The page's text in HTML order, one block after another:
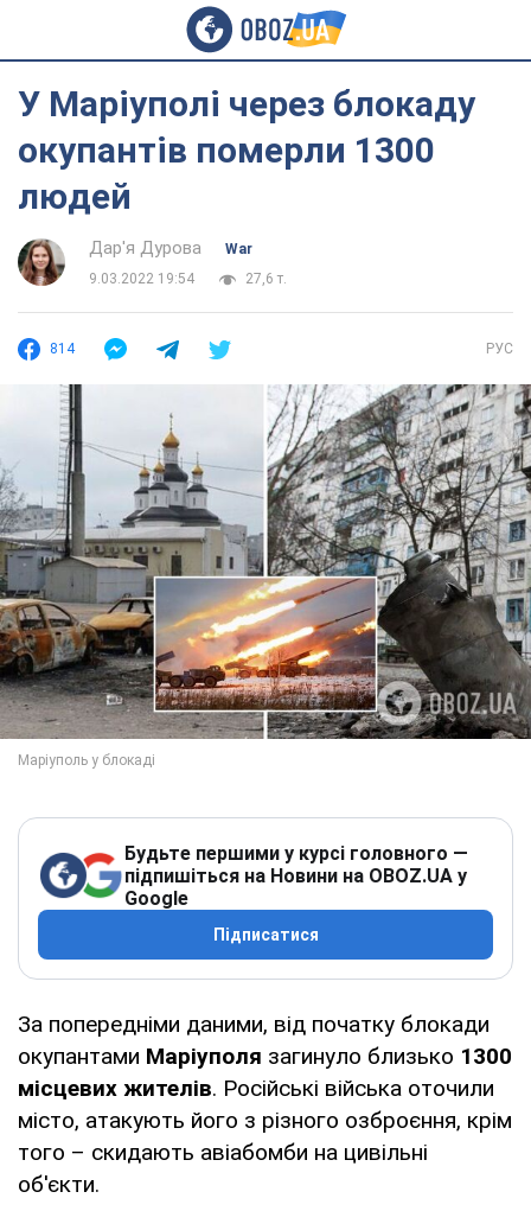
У Маріуполі через блокаду
окупантів померли 1300
людей
Дар'я Дурова
War
9.03.2022 19:54
27,6 т.
814 РУС
Будьте першими у курсі головного —
підпишіться на Новини на OBOZ.UA у
Google
Підписатися
За попередніми даними, від початку блокади
окупантами Маріуполя загинуло близько 1300
місцевих жителів. Російські війська оточили
місто, атакують його з різного озброєння, крім
того – скидають авіабомби на цивільні
об'єкти.